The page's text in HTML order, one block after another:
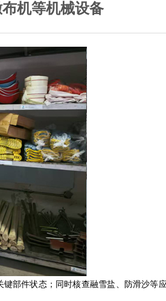
机等机械设备
件状态；同时核查融雪盐、防滑沙等